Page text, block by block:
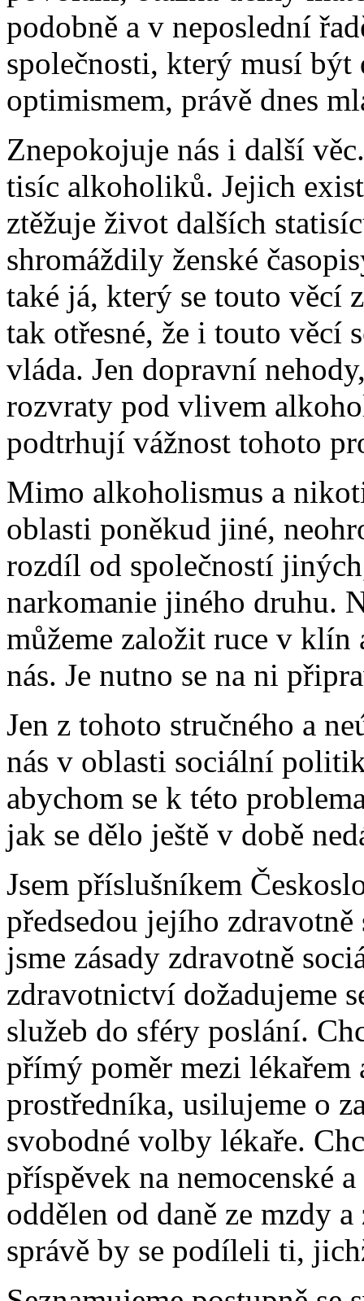
podobně a v neposlední
společnosti, který musí
optimismem, právě dnes
Znepokojuje nás i další
tisíc alkoholiků. Jejich
ztěžuje život dalších
shromáždily ženské
také já, který se touto věcí
tak otřesné, že i touto věcí
vláda. Jen dopravní
rozvraty pod vlivem
podtrhují vážnost tohoto
Mimo alkoholismus a
oblasti poněkud jiné,
rozdíl od společností
narkomanie jiného druhu.
můžeme založit ruce v klín
nás. Je nutno se na ni
Jen z tohoto stručného a
nás v oblasti sociální
abychom se k této
jak se dělo ještě v době
Jsem příslušníkem
předsedou jejího
jsme zásady zdravotně
zdravotnictví dožadujeme
služeb do sféry poslání.
přímý poměr mezi lékařem
prostředníka, usilujeme o
svobodné volby lékaře.
příspěvek na nemocenské
oddělen od daně ze mzdy
správě by se podíleli ti,